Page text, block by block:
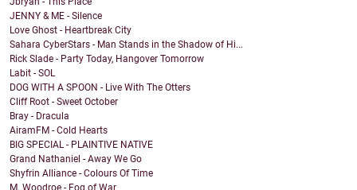
JENNY & ME - Silence
Love Ghost - Heartbreak City
Sahara CyberStars - Man Stands in the Shadow of Hi...
Rick Slade - Party Today, Hangover Tomorrow
Labit - SOL
DOG WITH A SPOON - Live With The Otters
Cliff Root - Sweet October
Bray - Dracula
AiramFM - Cold Hearts
BIG SPECIAL - PLAINTIVE NATIVE
Grand Nathaniel - Away We Go
Shyfrin Alliance - Colours Of Time
M. Woodroe - Fog of War